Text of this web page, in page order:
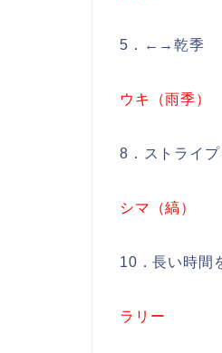
5．←→乾季
ウキ（雨季）
8．ストライ
シマ（縞）
10．長い時間
ラリー